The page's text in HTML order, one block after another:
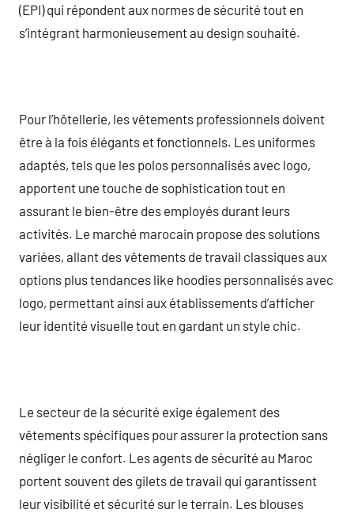
(EPI) qui répondent aux normes de sécurité tout en
s’intégrant harmonieusement au design souhaité.
Pour l’hôtellerie, les vêtements professionnels doivent
être à la fois élégants et fonctionnels. Les uniformes
adaptés, tels que les polos personnalisés avec logo,
apportent une touche de sophistication tout en
assurant le bien-être des employés durant leurs
activités. Le marché marocain propose des solutions
variées, allant des vêtements de travail classiques aux
options plus tendances like hoodies personnalisés avec
logo, permettant ainsi aux établissements d’afficher
leur identité visuelle tout en gardant un style chic.
Le secteur de la sécurité exige également des
vêtements spécifiques pour assurer la protection sans
négliger le confort. Les agents de sécurité au Maroc
portent souvent des gilets de travail qui garantissent
leur visibilité et sécurité sur le terrain. Les blouses